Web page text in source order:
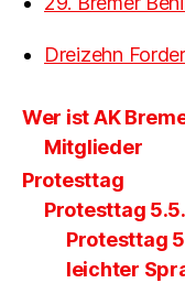
Dreizehn
Wer ist AK
Mitglieder
Protesttag
Protesttag
Protesttag
leichter